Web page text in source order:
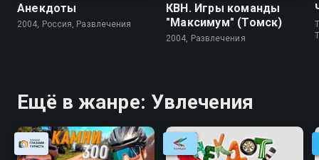
Анекдоты
2004, Россия, Развлечения
КВН. Игры команды
"Максимум" (Томск)
2004, Развлечения
Ещё в жанре: Увлечения